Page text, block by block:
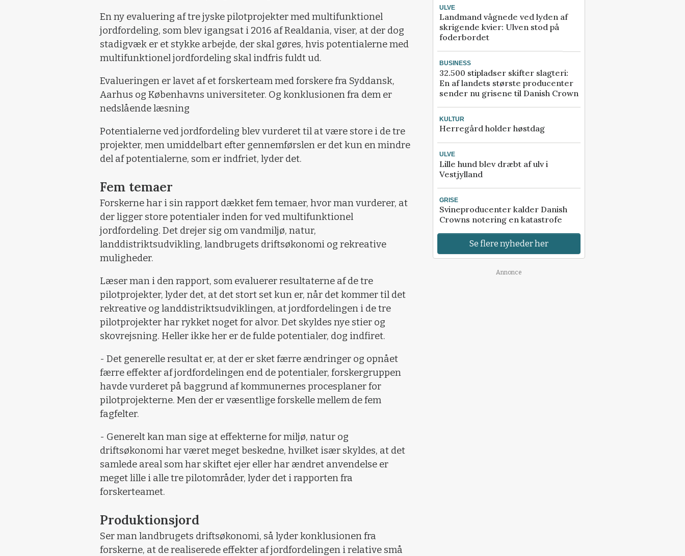
En ny evaluering af tre jyske pilotprojekter med multifunktionel
jordfordeling, som blev igangsat i 2016 af Realdania, viser, at der dog
stadigvæk er et stykke arbejde, der skal gøres, hvis potentialerne med
multifunktionel jordfordeling skal indfris fuldt ud.
Evalueringen er lavet af et forskerteam med forskere fra Syddansk,
Aarhus og Københavns universiteter. Og konklusionen fra dem er
nedslående læsning
Potentialerne ved jordfordeling blev vurderet til at være store i de tre
projekter, men umiddelbart efter gennemførslen er det kun en mindre
del af potentialerne, som er indfriet, lyder det.
Fem temaer
Forskerne har i sin rapport dækket fem temaer, hvor man vurderer, at
der ligger store potentialer inden for ved multifunktionel
jordfordeling. Det drejer sig om vandmiljø, natur,
landdistriktsudvikling, landbrugets driftsøkonomi og rekreative
muligheder.
Læser man i den rapport, som evaluerer resultaterne af de tre
pilotprojekter, lyder det, at det stort set kun er, når det kommer til det
rekreative og landdistriktsudviklingen, at jordfordelingen i de tre
pilotprojekter har rykket noget for alvor. Det skyldes nye stier og
skovrejsning. Heller ikke her er de fulde potentialer, dog indfiret.
- Det generelle resultat er, at der er sket færre ændringer og opnået
færre effekter af jordfordelingen end de potentialer, forskergruppen
havde vurderet på baggrund af kommunernes procesplaner for
pilotprojekterne. Men der er væsentlige forskelle mellem de fem
fagfelter.
- Generelt kan man sige at effekterne for miljø, natur og
driftsøkonomi har været meget beskedne, hvilket især skyldes, at det
samlede areal som har skiftet ejer eller har ændret anvendelse er
meget lille i alle tre pilotområder, lyder det i rapporten fra
forskerteamet.
Produktionsjord
Ser man landbrugets driftsøkonomi, så lyder konklusionen fra
forskerne, at de realiserede effekter af jordfordelingen i relative små
ULVE
Landmand vågnede ved lyden af
skrigende kvier: Ulven stod på
foderbordet
BUSINESS
32.500 stipladser skifter slagteri:
En af landets største producenter
sender nu grisene til Danish Crown
KULTUR
Herregård holder høstdag
ULVE
Lille hund blev dræbt af ulv i
Vestjylland
GRISE
Svineproducenter kalder Danish
Crowns notering en katastrofe
Se flere nyheder her
Annonce